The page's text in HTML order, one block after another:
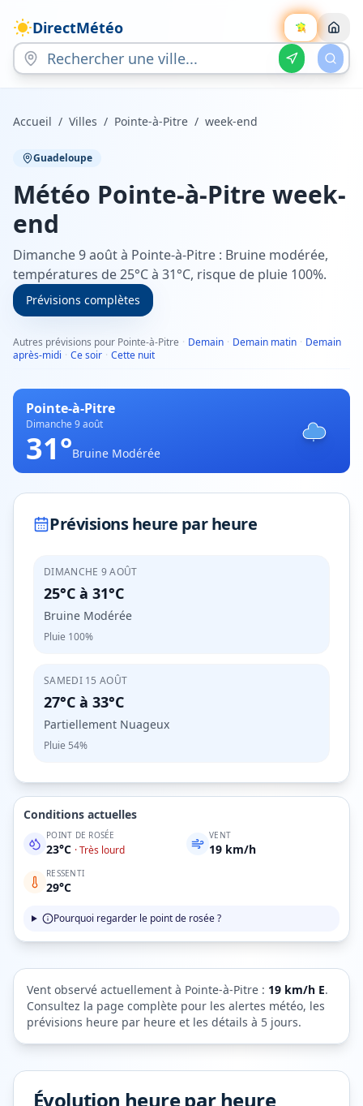
DirectMétéo
Accueil / Villes / Pointe-à-Pitre / week-end
Guadeloupe
Météo Pointe-à-Pitre week-
end
Dimanche 9 août à Pointe-à-Pitre : Bruine modérée,
températures de 25°C à 31°C, risque de pluie 100%.
Prévisions complètes
Autres prévisions pour Pointe-à-Pitre · Demain · Demain matin · Demain
après-midi · Ce soir · Cette nuit
Pointe-à-Pitre
Dimanche 9 août
31°Bruine Modérée
Prévisions heure par heure
DIMANCHE 9 AOÛT
25°C à 31°C
Bruine Modérée
Pluie 100%
SAMEDI 15 AOÛT
27°C à 33°C
Partiellement Nuageux
Pluie 54%
Conditions actuelles
POINT DE ROSÉE
23°C ·Très lourd
VENT
19 km/h
RESSENTI
29°C
Pourquoi regarder le point de rosée ?
Vent observé actuellement à Pointe-à-Pitre : 19 km/h E.
Consultez la page complète pour les alertes météo, les
prévisions heure par heure et les détails à 5 jours.
Évolution heure par heure